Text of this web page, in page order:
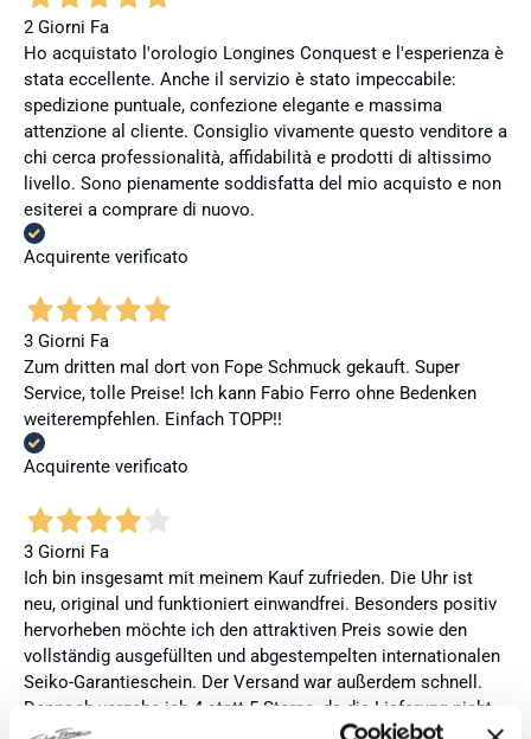
2 Giorni Fa
Ho acquistato l'orologio Longines Conquest e l'esperienza è
stata eccellente. Anche il servizio è stato impeccabile:
spedizione puntuale, confezione elegante e massima
attenzione al cliente. Consiglio vivamente questo venditore a
chi cerca professionalità, affidabilità e prodotti di altissimo
livello. Sono pienamente soddisfatta del mio acquisto e non
esiterei a comprare di nuovo.
Acquirente verificato
3 Giorni Fa
Zum dritten mal dort von Fope Schmuck gekauft. Super
Service, tolle Preise! Ich kann Fabio Ferro ohne Bedenken
weiterempfehlen. Einfach TOPP!!
Acquirente verificato
3 Giorni Fa
Ich bin insgesamt mit meinem Kauf zufrieden. Die Uhr ist
neu, original und funktioniert einwandfrei. Besonders positiv
hervorheben möchte ich den attraktiven Preis sowie den
vollständig ausgefüllten und abgestempelten internationalen
Seiko-Garantieschein. Der Versand war außerdem schnell.
Dennoch vergebe ich 4 statt 5 Sterne, da die Lieferung nicht
meinen Erwartungen an einen autorisierten Seiko-Händler